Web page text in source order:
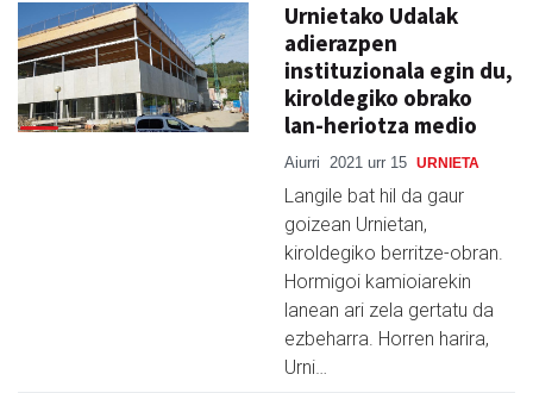
Urnietako Udalak
adierazpen
instituzionala egin du,
kiroldegiko obrako
lan-heriotza medio
Aiurri 2021 urr 15 URNIETA
Langile bat hil da gaur
goizean Urnietan,
kiroldegiko berritze-obran.
Hormigoi kamioiarekin
lanean ari zela gertatu da
ezbeharra. Horren harira,
Urni…